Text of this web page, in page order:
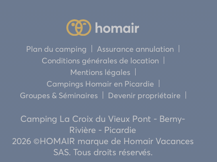
Plan du camping
Assurance annulation
Conditions générales de location
Mentions légales
Campings Homair en Picardie
Groupes & Séminaires
Devenir propriétaire
Camping La Croix du Vieux Pont - Berny-
Rivière - Picardie
2026 ©HOMAIR marque de Homair Vacances
SAS. Tous droits réservés.